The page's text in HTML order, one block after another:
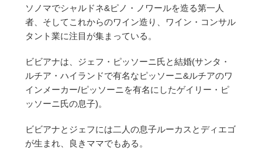
ソノマでシャルドネ&ピノ・ノワールを造る第一人
者、そしてこれからのワイン造り、ワイン・コンサル
タント業に注目が集まっている。
ビビアナは、ジェフ・ピッソーニ氏と結婚(サンタ・
ルチア・ハイランドで有名なピッソーニ&ルチアのワ
インメーカー/ピッソーニを有名にしたゲイリー・ピ
ッソーニ氏の息子)。
ビビアナとジェフには二人の息子ルーカスとディエゴ
が生まれ、良きママでもある。